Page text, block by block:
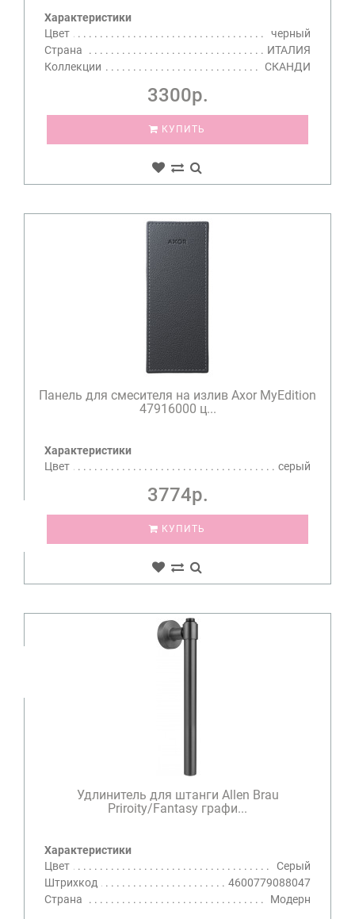
Характеристики
Цвет
черный
Страна
ИТАЛИЯ
Коллекции
СКАНДИ
3300р.
КУПИТЬ
Панель для смесителя на излив Axor MyEdition
47916000 ц...
Характеристики
Цвет
серый
3774р.
КУПИТЬ
Удлинитель для штанги Allen Brau
Priroity/Fantasy графи...
Характеристики
Цвет
Серый
Штрихкод
4600779088047
Страна
Модерн